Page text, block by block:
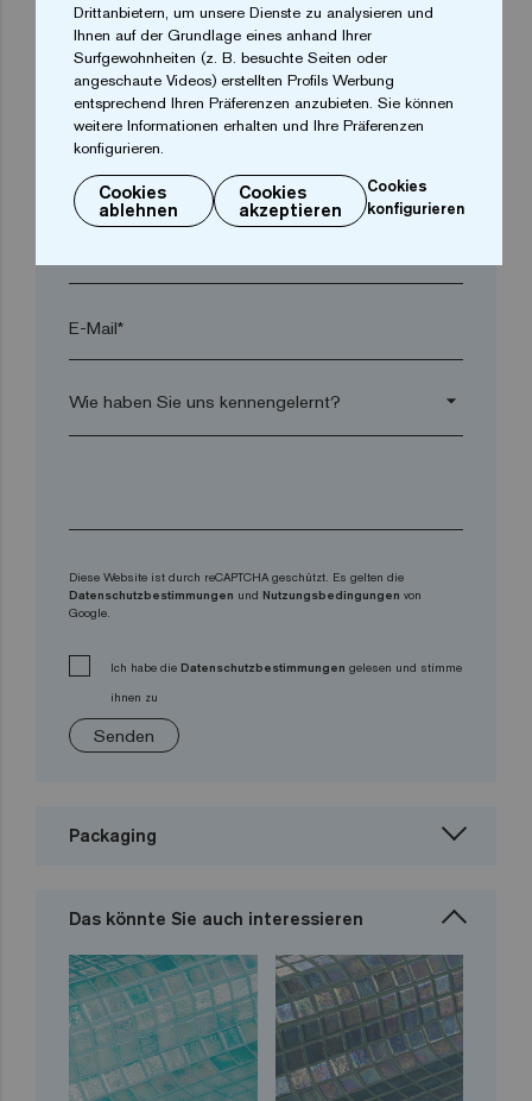
Ort*
Postleitzahl*
E-Mail*
arrow_drop_down
Diese Website ist durch reCAPTCHA geschützt. Es gelten die
Datenschutzbestimmungen und Nutzungsbedingungen von
Google.
Ich habe die Datenschutzbestimmungen gelesen und stimme
ihnen zu
Senden
Packaging
Das könnte Sie auch interessieren
Drittanbietern, um unsere Dienste zu analysieren und
Ihnen auf der Grundlage eines anhand Ihrer
Surfgewohnheiten (z. B. besuchte Seiten oder
angeschaute Videos) erstellten Profils Werbung
entsprechend Ihren Präferenzen anzubieten. Sie können
weitere Informationen erhalten und Ihre Präferenzen
konfigurieren.
Cookies
ablehnen
Cookies
akzeptieren
Cookies
konfigurieren